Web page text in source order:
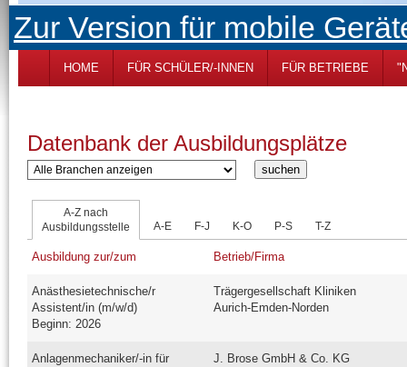
Zur Version für mobile
HOME FÜR SCHÜLER/-INNEN FÜR BETRIEBE
Datenbank der Ausbildungsplätze
A-Z nach
Ausbildungsstelle
A-E F-J K-O P-S T-Z
Ausbildung zur/zum Betrieb/Firma
Anästhesietechnische/r
Assistent/in (m/w/d)
Beginn: 2026
Trägergesellschaft Kliniken
Aurich-Emden-Norden
Anlagenmechaniker/-in für
J. Brose GmbH & Co. KG